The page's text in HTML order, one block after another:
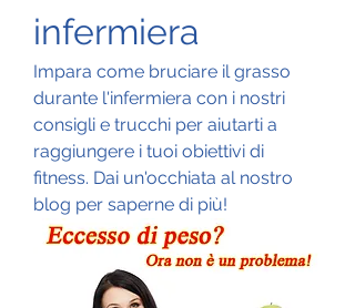
infermiera
Impara come bruciare il grasso
durante l'infermiera con i nostri
consigli e trucchi per aiutarti a
raggiungere i tuoi obiettivi di
fitness. Dai un'occhiata al nostro
blog per saperne di più!